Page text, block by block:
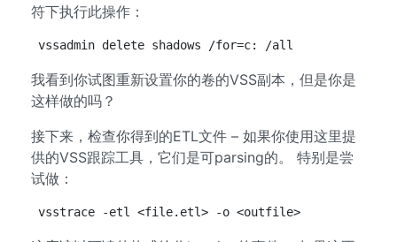
符下执行此操作：
vssadmin delete shadows /for=c: /all
我看到你试图重新设置你的卷的VSS副本，但是你是
这样做的吗？
接下来，检查你得到的ETL文件 – 如果你使用这里提
供的VSS跟踪工具，它们是可parsing的。 特别是尝
试做：
vsstrace -etl <file.etl> -o <outfile>